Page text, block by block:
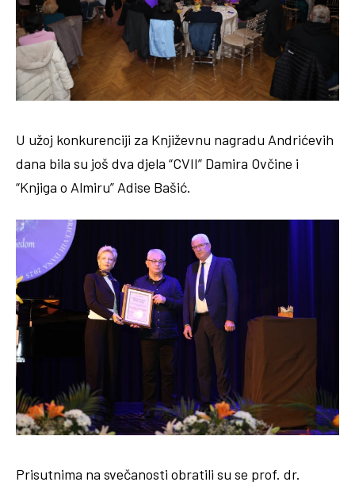
U užoj konkurenciji za Književnu nagradu Andrićevih
dana bila su još dva djela “CVII” Damira Ovčine i
“Knjiga o Almiru” Adise Bašić.
Prisutnima na svečanosti obratili su se prof. dr.